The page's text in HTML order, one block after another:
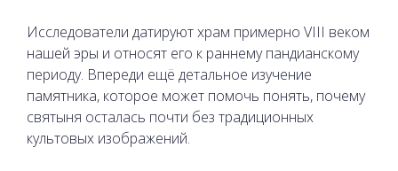
Исследователи датируют храм примерно VIII веком
нашей эры и относят его к раннему пандианскому
периоду. Впереди ещё детальное изучение
памятника, которое может помочь понять, почему
святыня осталась почти без традиционных
культовых изображений.